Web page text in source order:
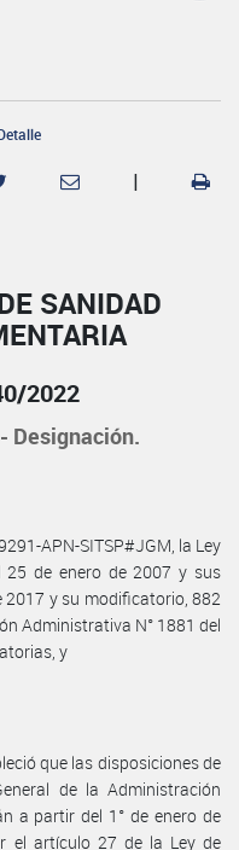
|
SANIDAD
2022
Designación.
APN-SITSP#JGM, la Ley
25 de enero de 2007 y sus
y su modificatorio, 882
Administrativa N° 1881 del
y
que las disposiciones de
de la Administración
a partir del 1° de enero de
el artículo 27 de la Ley de